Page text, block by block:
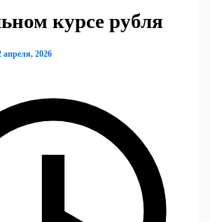
курсе рубля
апреля, 2026